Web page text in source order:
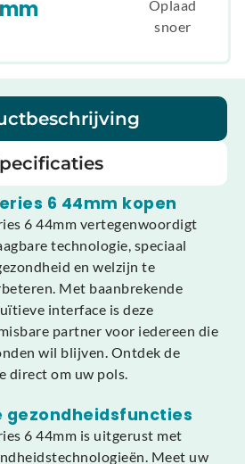
Oplaad
snoer
6 44mm kopen
6 44mm vertegenwoordigt
technologie, speciaal
en welzijn te
Met baanbrekende
interface is deze
partner voor iedereen die
wil blijven. Ontdek de
direct om uw pols.
gezondheidsfuncties
6 44mm is uitgerust met
Meet uw